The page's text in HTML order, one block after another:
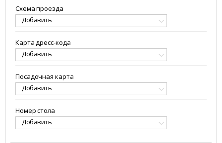
Схема проезда
Добавить
Карта дресс-кода
Добавить
Посадочная карта
Добавить
Номер стола
Добавить